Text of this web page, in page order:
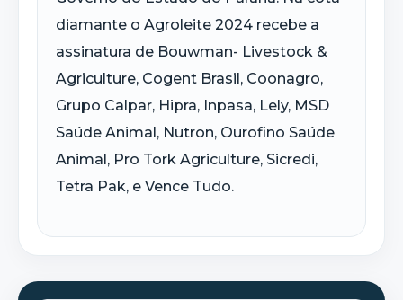
diamante o Agroleite 2024 recebe a
assinatura de Bouwman- Livestock &
Agriculture, Cogent Brasil, Coonagro,
Grupo Calpar, Hipra, Inpasa, Lely, MSD
Saúde Animal, Nutron, Ourofino Saúde
Animal, Pro Tork Agriculture, Sicredi,
Tetra Pak, e Vence Tudo.